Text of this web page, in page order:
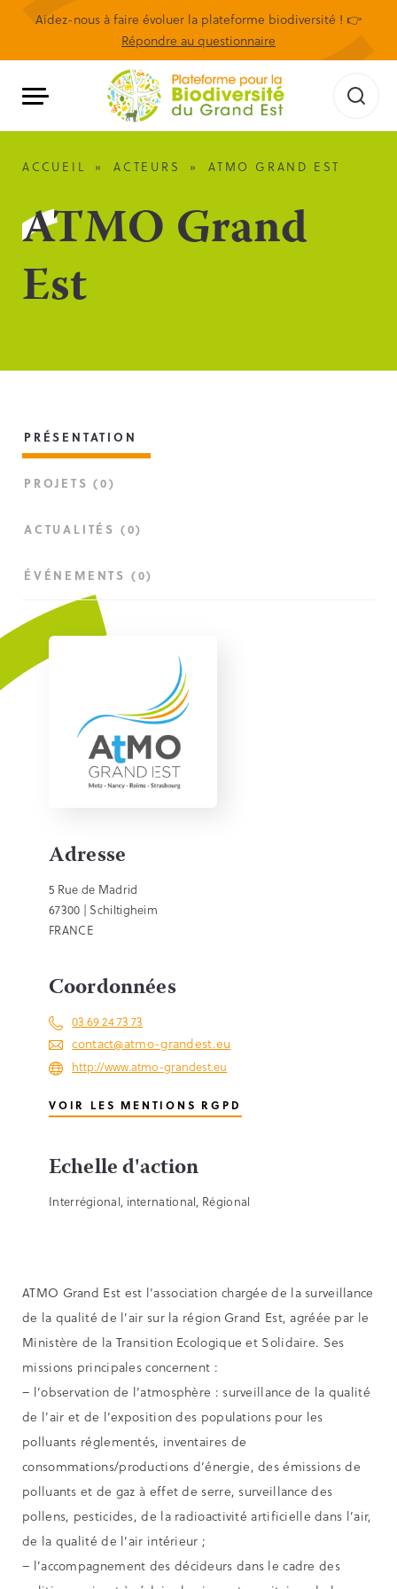
Aidez-nous à faire évoluer la plateforme biodiversité ! 👉
Répondre au questionnaire
ACCUEIL » ACTEURS » ATMO GRAND EST
ATMO Grand
Est
PRÉSENTATION
PROJETS (0)
ACTUALITÉS (0)
ÉVÉNEMENTS (0)
ATMO Grand Est est l’association chargée de la surveillance
de la qualité de l’air sur la région Grand Est, agréée par le
Ministère de la Transition Ecologique et Solidaire. Ses
missions principales concernent :
– l’observation de l’atmosphère : surveillance de la qualité
de l’air et de l’exposition des populations pour les
polluants réglementés, inventaires de
consommations/productions d’énergie, des émissions de
polluants et de gaz à effet de serre, surveillance des
pollens, pesticides, de la radioactivité artificielle dans l’air,
de la qualité de l’air intérieur ;
– l’accompagnement des décideurs dans le cadre des
Adresse
5 Rue de Madrid
67300 | Schiltigheim
FRANCE
Coordonnées
03 69 24 73 73
contact@atmo-grandest.eu
http://www.atmo-grandest.eu
VOIR LES MENTIONS RGPD
Echelle d'action
Interrégional, international, Régional